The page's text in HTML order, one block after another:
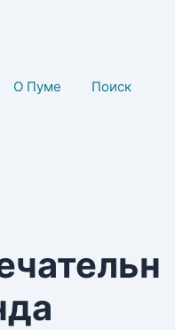
О Пуме Поиск